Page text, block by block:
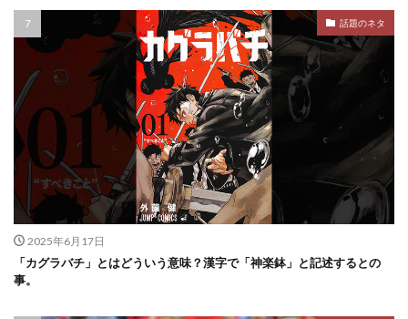
話題のネタ
2025年6月17日
「カグラバチ」とはどういう意味？漢字で「神楽鉢」と記述するとの
事。